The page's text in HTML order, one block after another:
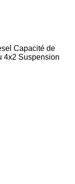
Capacité de
4x2 Suspension